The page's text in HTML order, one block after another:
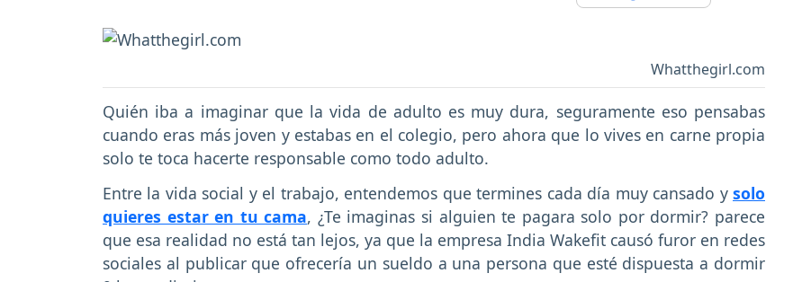
Whatthegirl.com
Quién iba a imaginar que la vida de adulto es muy dura, seguramente eso pensabas
cuando eras más joven y estabas en el colegio, pero ahora que lo vives en carne propia
solo te toca hacerte responsable como todo adulto.
Entre la vida social y el trabajo, entendemos que termines cada día muy cansado y solo
quieres estar en tu cama, ¿Te imaginas si alguien te pagara solo por dormir? parece
que esa realidad no está tan lejos, ya que la empresa India Wakefit causó furor en redes
sociales al publicar que ofrecería un sueldo a una persona que esté dispuesta a dormir